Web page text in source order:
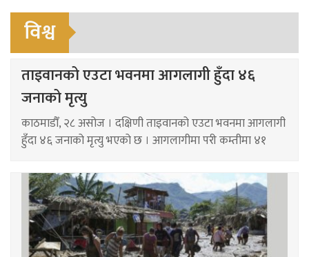
विश्व
ताइवानको एउटा भवनमा आगलागी हुँदा ४६
जनाको मृत्यु
काठमाडौँ, २८ असोज । दक्षिणी ताइवानको एउटा भवनमा आगलागी
हुँदा ४६ जनाको मृत्यु भएको छ । आगलागीमा परी कम्तीमा ४१